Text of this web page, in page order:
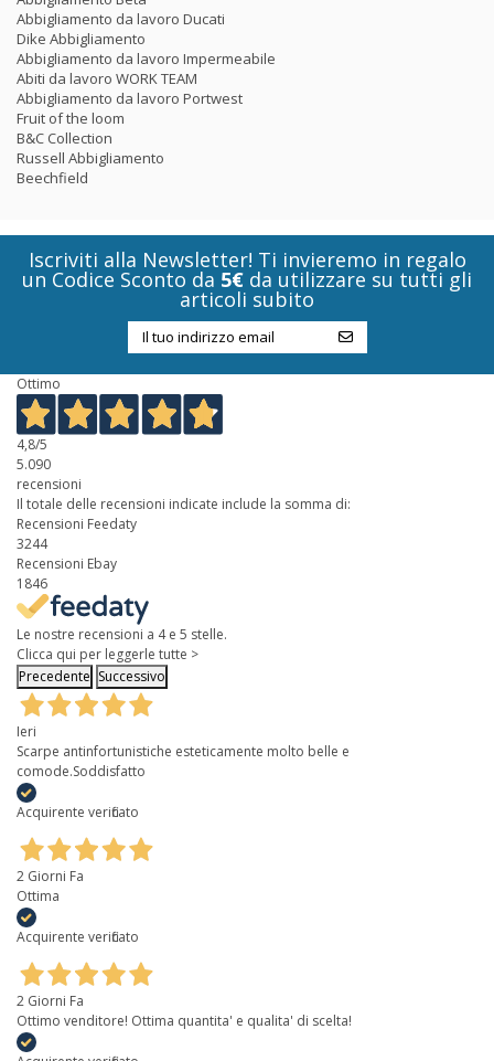
Abbigliamento da lavoro Ducati
Dike Abbigliamento
Abbigliamento da lavoro Impermeabile
Abiti da lavoro WORK TEAM
Abbigliamento da lavoro Portwest
Fruit of the loom
B&C Collection
Russell Abbigliamento
Beechfield
Iscriviti alla Newsletter! Ti invieremo in regalo
un Codice Sconto da 5€ da utilizzare su tutti gli
articoli subito
Ottimo
4,8/5
5.090
recensioni
Il totale delle recensioni indicate include la somma di:
Recensioni Feedaty
3244
Recensioni Ebay
1846
Le nostre recensioni a 4 e 5 stelle.
Clicca qui per leggerle tutte >
Precedente Successivo
Ieri
Scarpe antinfortunistiche esteticamente molto belle e
comode.Soddisfatto
Acquirente verificato
2 Giorni Fa
Ottima
Acquirente verificato
2 Giorni Fa
Ottimo venditore! Ottima quantita' e qualita' di scelta!